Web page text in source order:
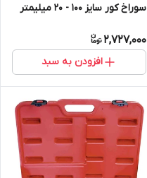
سوراخ کور سایز 100 - 20 میلیمتر
2,727,000
افزودن به سبد